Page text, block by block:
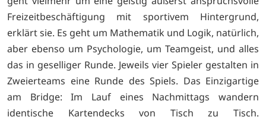
Freizeitbeschäftigung mit sportivem Hintergrund,
erklärt sie. Es geht um Mathematik und Logik, natürlich,
aber ebenso um Psychologie, um Teamgeist, und alles
das in geselliger Runde. Jeweils vier Spieler gestalten in
Zweierteams eine Runde des Spiels. Das Einzigartige
am Bridge: Im Lauf eines Nachmittags wandern
identische Kartendecks von Tisch zu Tisch.